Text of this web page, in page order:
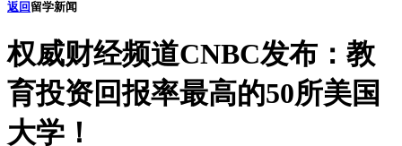
返回 留学新闻
权威财经频道CNBC发布：教
育投资回报率最高的50所美国
大学！